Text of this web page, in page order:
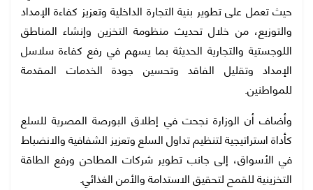
حيث تعمل على تطوير بنية التجارة الداخلية وتعزيز كفاءة الإمداد
والتوزيع، من خلال تحديث منظومة التخزين وإنشاء المناطق
اللوجستية والتجارية الحديثة بما يسهم في رفع كفاءة سلاسل
الإمداد وتقليل الفاقد وتحسين جودة الخدمات المقدمة
للمواطنين.
وأضاف أن الوزارة نجحت في إطلاق البورصة المصرية للسلع
كأداة استراتيجية لتنظيم تداول السلع وتعزيز الشفافية والانضباط
في الأسواق، إلى جانب تطوير شركات المطاحن ورفع الطاقة
التخزينية للقمح لتحقيق الاستدامة والأمن الغذائي.